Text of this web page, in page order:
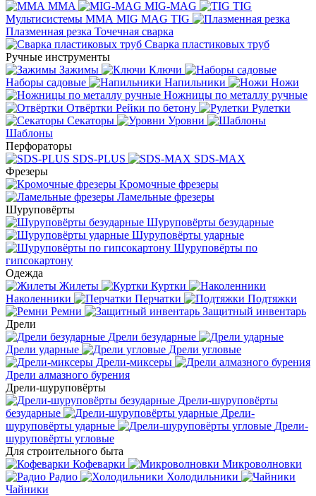
MMA
MIG-MAG
TIG
Мультисистемы ММА MIG MAG TIG
Плазменная резка Точечная сварка
Cварка пластиковых труб
Ручные инструменты
Зажимы
Ключи
Наборы садовые
Напильники
Ножи
Ножницы по металлу ручные
Отвёртки Рейки по бетону
Рулетки
Секаторы
Уровни
Шаблоны
Перфораторы
SDS-PLUS
SDS-MAX
Фрезеры
Кромочные фрезеры
Ламельные фрезеры
Шуруповёрты
Шуруповёрты безударные
Шуруповёрты ударные
Шуруповёрты по
гипсокартону
Одежда
Жилеты
Куртки
Наколенники
Перчатки
Подтяжки
Ремни
Защитный инвентарь
Дрели
Дрели безударные
Дрели ударные
Дрели угловые
Дрели-миксеры
Дрели алмазного бурения
Дрели-шуруповёрты
Дрели-шуруповёрты
безударные
Дрели-
шуруповёрты ударные
Дрели-
шуруповёрты угловые
Для строительного быта
Кофеварки
Микроволновки
Радио
Холодильники
Чайники